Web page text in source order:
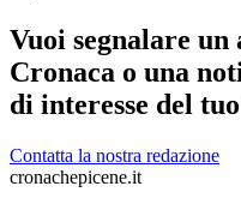
Vuoi segnalare un
Cronaca o una
di interesse del
Contatta la nostra redazione
cronachepicene.it